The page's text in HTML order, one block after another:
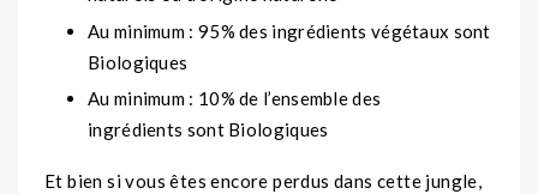
Au minimum : 95% des ingrédients végétaux sont
Biologiques
Au minimum : 10% de l’ensemble des
ingrédients sont Biologiques
Et bien si vous êtes encore perdus dans cette jungle,